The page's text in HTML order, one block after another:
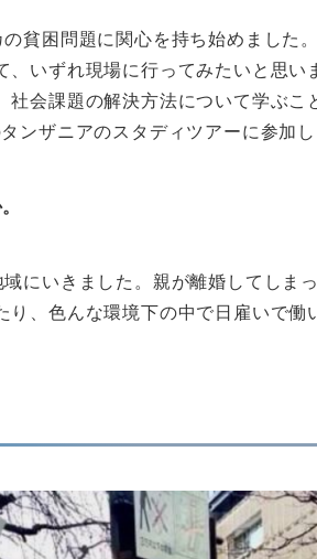
貧困問題に関心を持ち始めました
いずれ現場に行ってみたいと思
会課題の解決方法について学ぶ
ンザニアのスタディツアーに参加し
にいきました。親が離婚してしま
、色んな環境下の中で日雇いで働